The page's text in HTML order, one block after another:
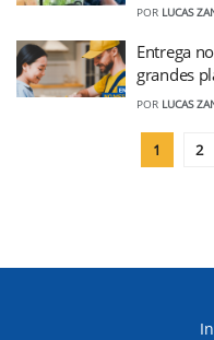
POR LUCAS
Entrega
grandes
POR LUCAS
1 2